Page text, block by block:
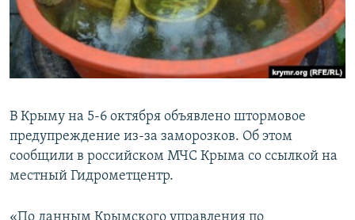
ПОБЕДИТЕЛЕЙ НЕ СУДЯТ?
КРЫМ.НЕПОКОРЕННЫЙ
ELIFBE
ПРИСОЕДИНЯЙТЕСЬ!
Все сайты RFE/RL
В Крыму на 5-6 октября объявлено штормовое
предупреждение из-за заморозков. Об этом
сообщили в российском МЧС Крыма со ссылкой на
местный Гидрометцентр.